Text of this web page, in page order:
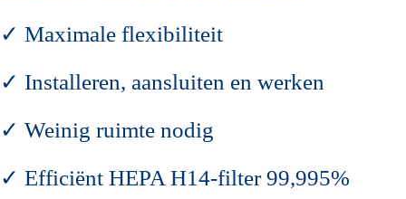
✓ Maximale flexibiliteit
✓ Installeren, aansluiten en werken
✓ Weinig ruimte nodig
✓ Efficiënt HEPA H14‑filter 99,995%